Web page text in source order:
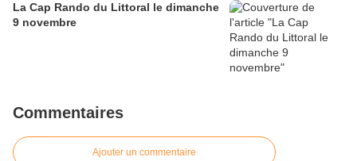
La Cap Rando du Littoral le dimanche
9 novembre
Commentaires
Ajouter un commentaire